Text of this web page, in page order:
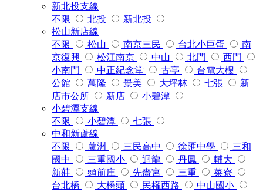
新北投支線
不限
北投
新北投
松山新店線
不限
松山 南京三民 台北小巨蛋
南
京復興
松江南京 中山 北門
西門
小南門
中正紀念堂 古亭
台電大樓
公館
萬隆 景美 大坪林 七張
新
店市公所
新店
小碧潭
小碧潭支線
不限
小碧潭
七張
中和新蘆線
不限
蘆洲 三民高中 徐匯中學
三和
國中
三重國小 迴龍 丹鳳
輔大
新莊
頭前庄 先嗇宮 三重
菜寮
台北橋
大橋頭 民權西路
中山國小